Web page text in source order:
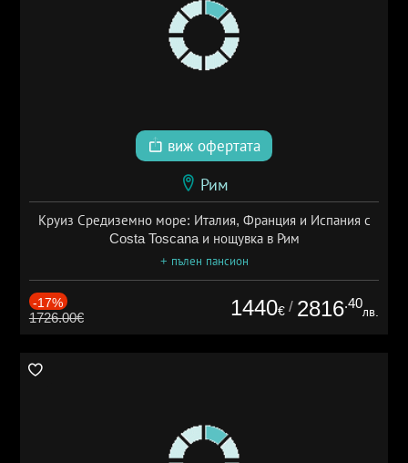
виж офертата
Рим
Круиз Средиземно море: Италия, Франция и Испания с
Costa Toscana и нощувка в Рим
+ пълен пансион
-17%
1726.00€ 1440€ / 2816.40
лв.